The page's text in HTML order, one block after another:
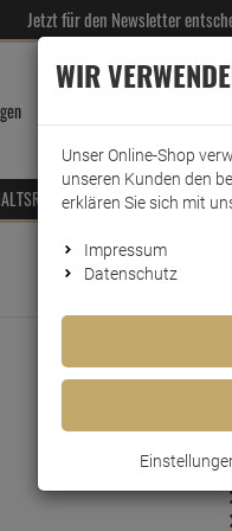
Jetzt für den Newsletter
HOTEL- &
WIR
Unser Online-Shop
unseren Kunden den
erklären Sie sich mit
Impressum
Datenschutz